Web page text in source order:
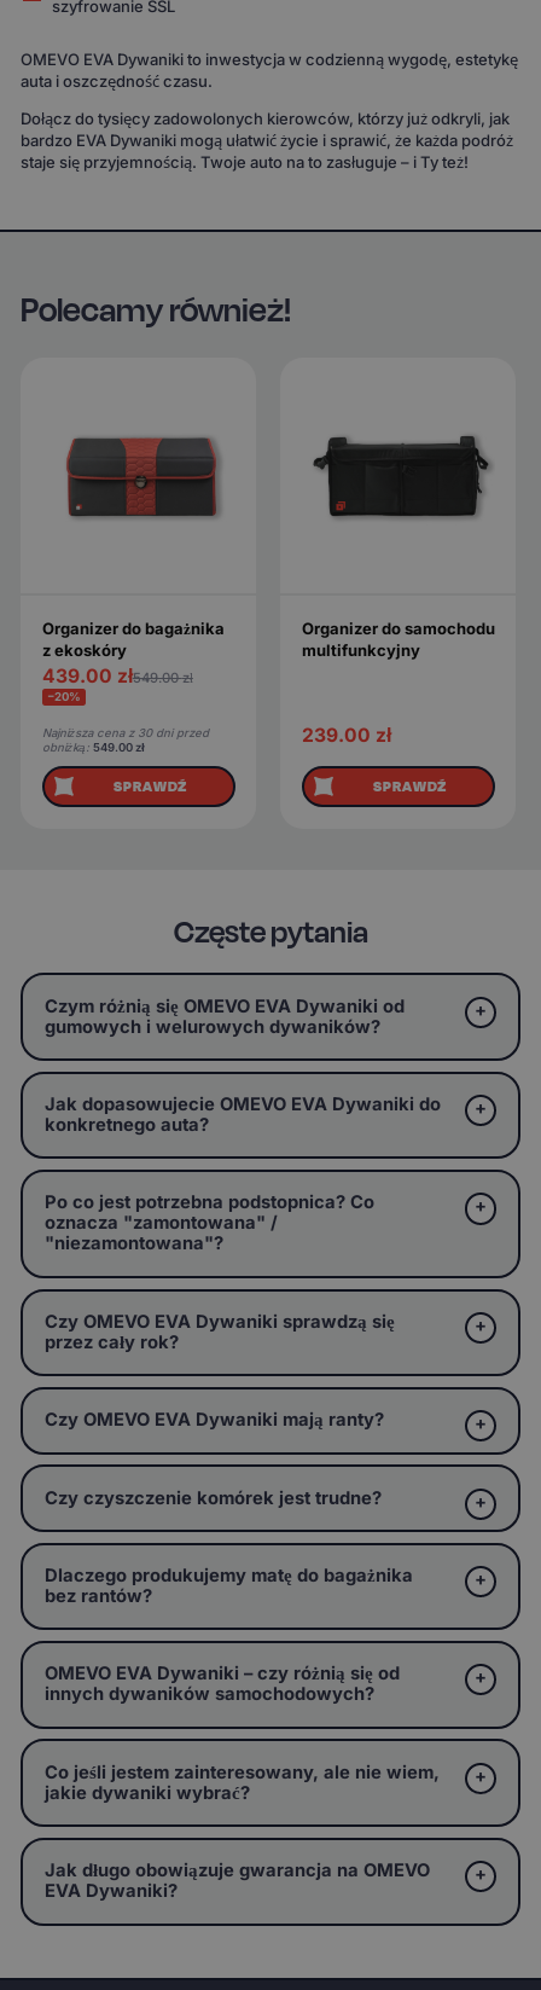
szyfrowanie SSL
OMEVO EVA Dywaniki to inwestycja w codzienną wygodę, estetykę
auta i oszczędność czasu.
Dołącz do tysięcy zadowolonych kierowców, którzy już odkryli, jak
bardzo EVA Dywaniki mogą ułatwić życie i sprawić, że każda podróż
staje się przyjemnością. Twoje auto na to zasługuje – i Ty też!
Polecamy również!
Organizer do bagażnika
z ekoskóry
439.00 zł549.00zł
−20%
Najniższa cena z 30 dni przed
obniżką: 549.00zł
SPRAWDŹ
Organizer do samochodu
multifunkcyjny
239.00 zł
SPRAWDŹ
Częste pytania
Czym różnią się OMEVO EVA Dywaniki od
gumowych i welurowych dywaników?
Jak dopasowujecie OMEVO EVA Dywaniki do
konkretnego auta?
Po co jest potrzebna podstopnica? Co
oznacza "zamontowana" /
"niezamontowana"?
Czy OMEVO EVA Dywaniki sprawdzą się
przez cały rok?
Czy OMEVO EVA Dywaniki mają ranty?
Czy czyszczenie komórek jest trudne?
Dlaczego produkujemy matę do bagażnika
bez rantów?
OMEVO EVA Dywaniki – czy różnią się od
innych dywaników samochodowych?
Co jeśli jestem zainteresowany, ale nie wiem,
jakie dywaniki wybrać?
Jak długo obowiązuje gwarancja na OMEVO
EVA Dywaniki?